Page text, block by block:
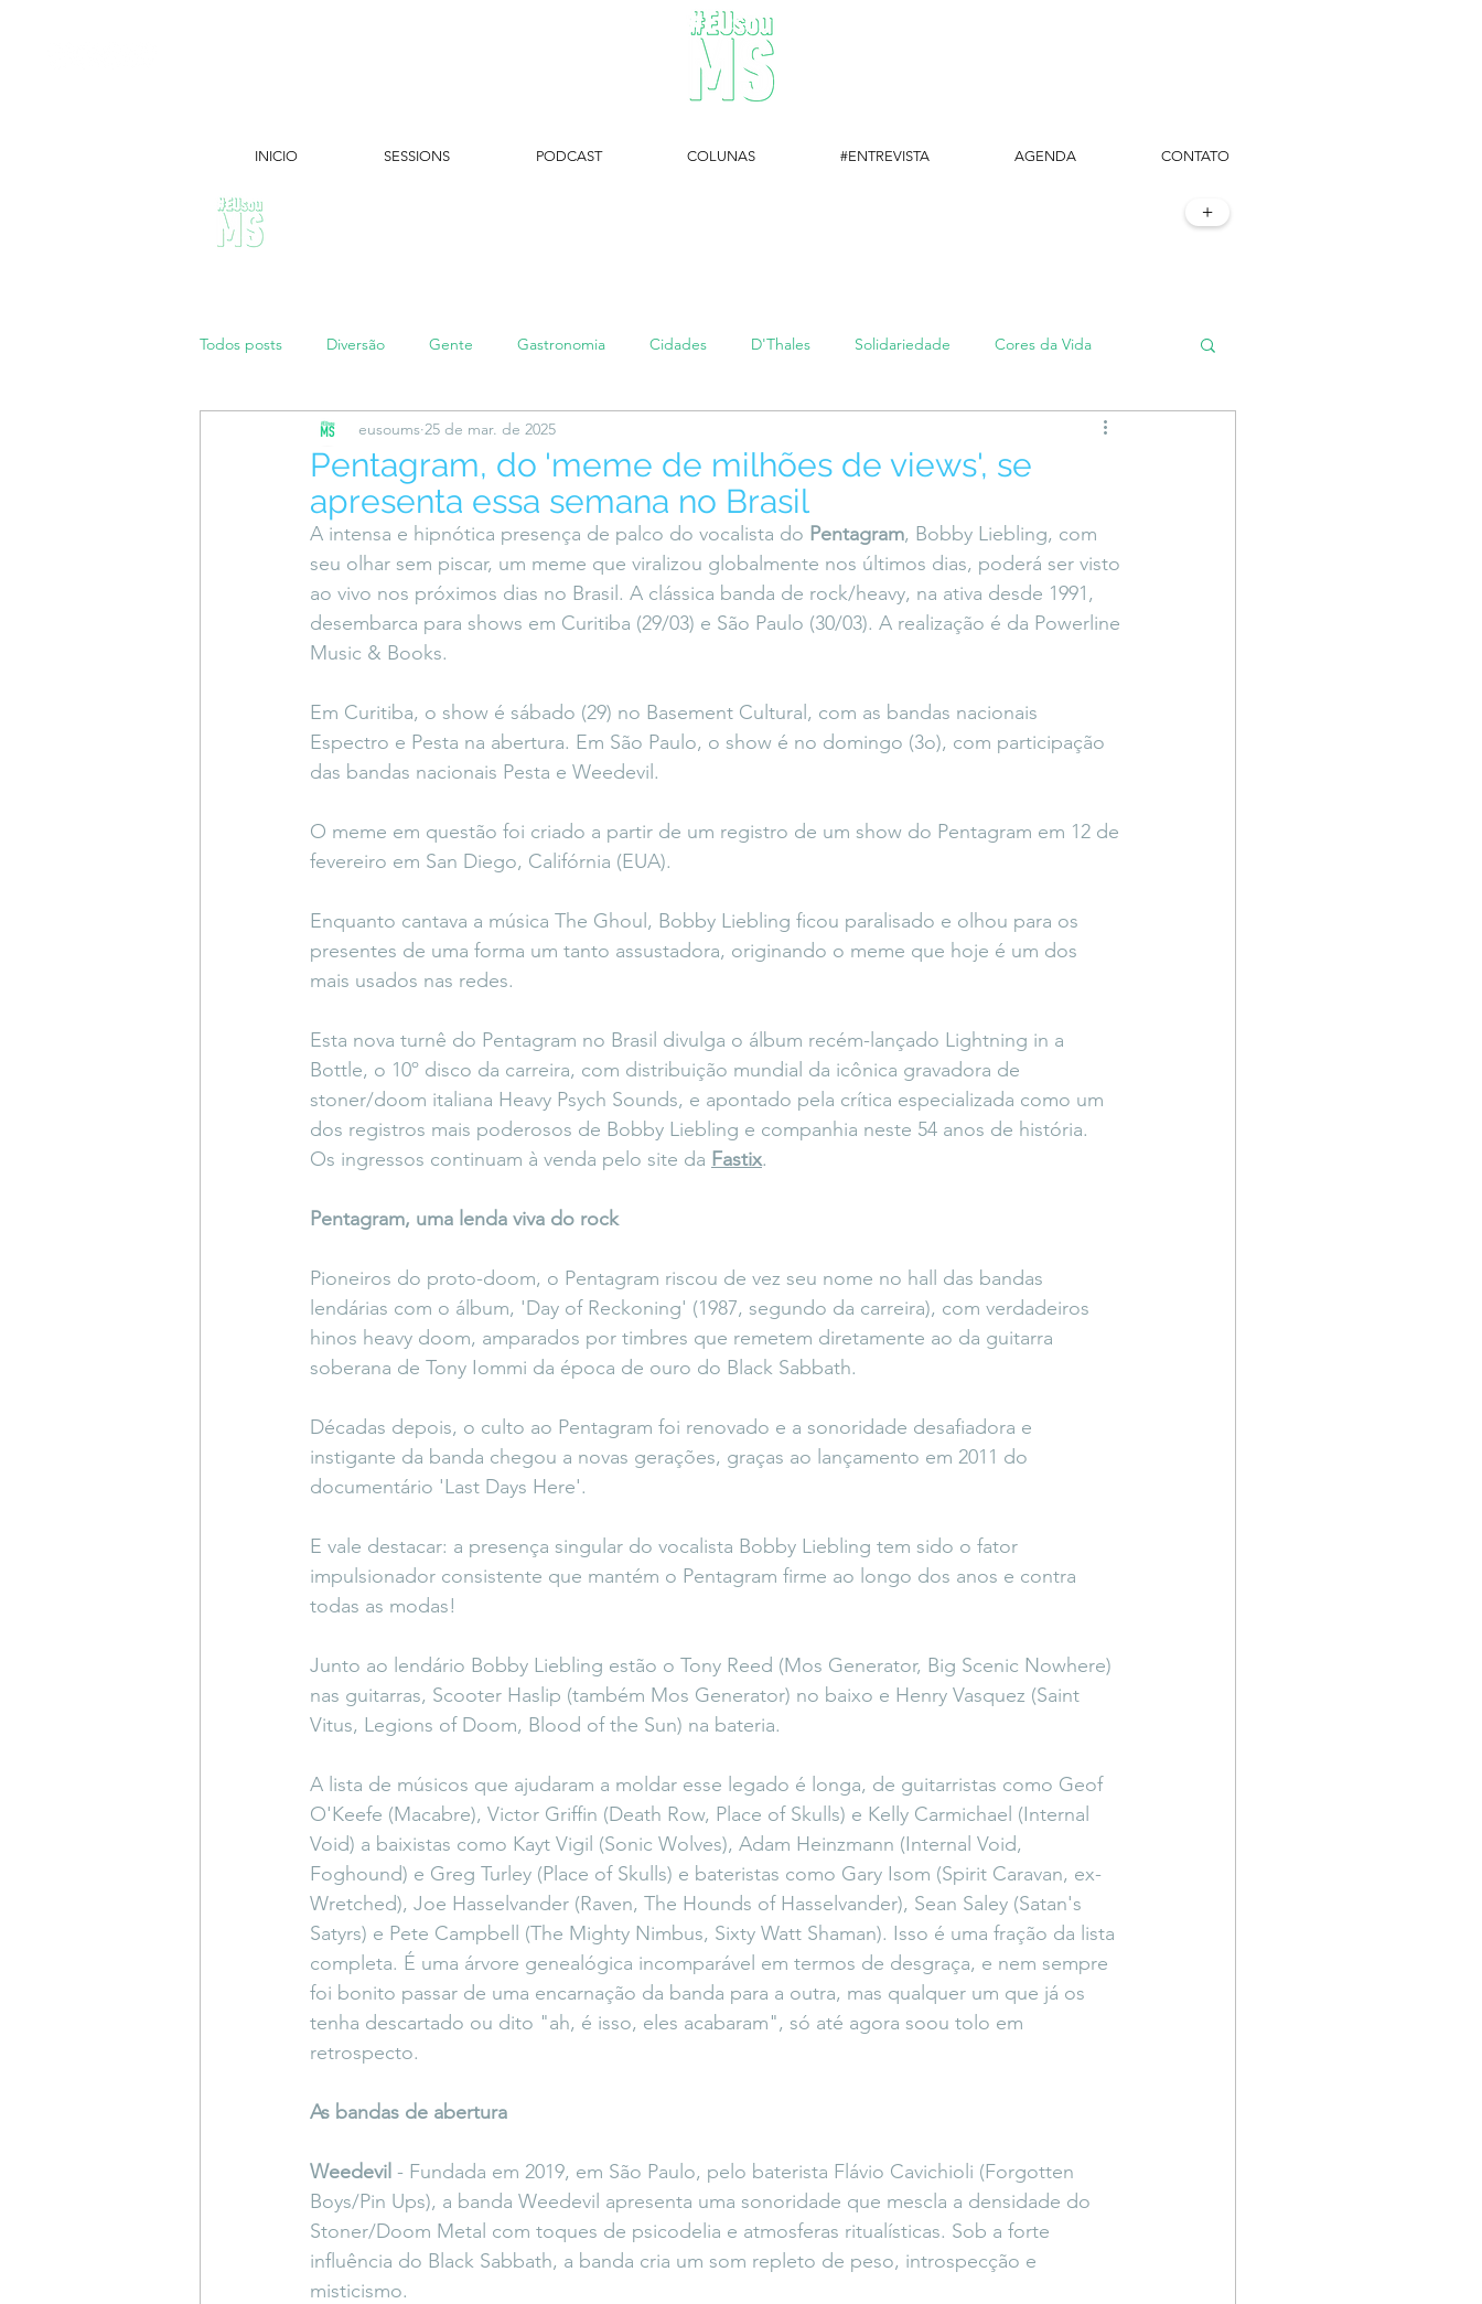
Todos posts Diversão Gente Gastronomia Cidades D'Thales Solidariedade Cores da Vida
Papo de Mãe #maratonei #setembroamarelo #TôemSampa, meu!
Coluna do Vasques #DescomplicaLara #entrevista Entre Palavras
DESIMAGINAR
Pentagram, do 'meme de milhões de views', se
apresenta essa semana no Brasil
eusoums 25 de mar. de 2025
A intensa e hipnótica presença de palco do vocalista do Pentagram, Bobby Liebling, com
seu olhar sem piscar, um meme que viralizou globalmente nos últimos dias, poderá ser visto
ao vivo nos próximos dias no Brasil. A clássica banda de rock/heavy, na ativa desde 1991,
desembarca para shows em Curitiba (29/03) e São Paulo (30/03). A realização é da Powerline
Music & Books.
Em Curitiba, o show é sábado (29) no Basement Cultural, com as bandas nacionais
Espectro e Pesta na abertura. Em São Paulo, o show é no domingo (3o), com participação
das bandas nacionais Pesta e Weedevil.
O meme em questão foi criado a partir de um registro de um show do Pentagram em 12 de
fevereiro em San Diego, Califórnia (EUA).
Enquanto cantava a música The Ghoul, Bobby Liebling ficou paralisado e olhou para os
presentes de uma forma um tanto assustadora, originando o meme que hoje é um dos
mais usados nas redes.
Esta nova turnê do Pentagram no Brasil divulga o álbum recém-lançado Lightning in a
Bottle, o 10º disco da carreira, com distribuição mundial da icônica gravadora de
stoner/doom italiana Heavy Psych Sounds, e apontado pela crítica especializada como um
dos registros mais poderosos de Bobby Liebling e companhia neste 54 anos de história.
Os ingressos continuam à venda pelo site da Fastix.
Pentagram, uma lenda viva do rock
Pioneiros do proto-doom, o Pentagram riscou de vez seu nome no hall das bandas
lendárias com o álbum, 'Day of Reckoning' (1987, segundo da carreira), com verdadeiros
hinos heavy doom, amparados por timbres que remetem diretamente ao da guitarra
soberana de Tony Iommi da época de ouro do Black Sabbath.
Décadas depois, o culto ao Pentagram foi renovado e a sonoridade desafiadora e
instigante da banda chegou a novas gerações, graças ao lançamento em 2011 do
documentário 'Last Days Here'.
E vale destacar: a presença singular do vocalista Bobby Liebling tem sido o fator
impulsionador consistente que mantém o Pentagram firme ao longo dos anos e contra
todas as modas!
Junto ao lendário Bobby Liebling estão o Tony Reed (Mos Generator, Big Scenic Nowhere)
nas guitarras, Scooter Haslip (também Mos Generator) no baixo e Henry Vasquez (Saint
Vitus, Legions of Doom, Blood of the Sun) na bateria.
A lista de músicos que ajudaram a moldar esse legado é longa, de guitarristas como Geof
O'Keefe (Macabre), Victor Griffin (Death Row, Place of Skulls) e Kelly Carmichael (Internal
Void) a baixistas como Kayt Vigil (Sonic Wolves), Adam Heinzmann (Internal Void,
Foghound) e Greg Turley (Place of Skulls) e bateristas como Gary Isom (Spirit Caravan, ex-
Wretched), Joe Hasselvander (Raven, The Hounds of Hasselvander), Sean Saley (Satan's
Satyrs) e Pete Campbell (The Mighty Nimbus, Sixty Watt Shaman). Isso é uma fração da lista
completa. É uma árvore genealógica incomparável em termos de desgraça, e nem sempre
foi bonito passar de uma encarnação da banda para a outra, mas qualquer um que já os
tenha descartado ou dito "ah, é isso, eles acabaram", só até agora soou tolo em
retrospecto.
As bandas de abertura
Weedevil - Fundada em 2019, em São Paulo, pelo baterista Flávio Cavichioli (Forgotten
Boys/Pin Ups), a banda Weedevil apresenta uma sonoridade que mescla a densidade do
Stoner/Doom Metal com toques de psicodelia e atmosferas ritualísticas. Sob a forte
influência do Black Sabbath, a banda cria um som repleto de peso, introspecção e
misticismo.
+
INICIO SESSIONS PODCAST COLUNAS #ENTREVISTA AGENDA CONTATO